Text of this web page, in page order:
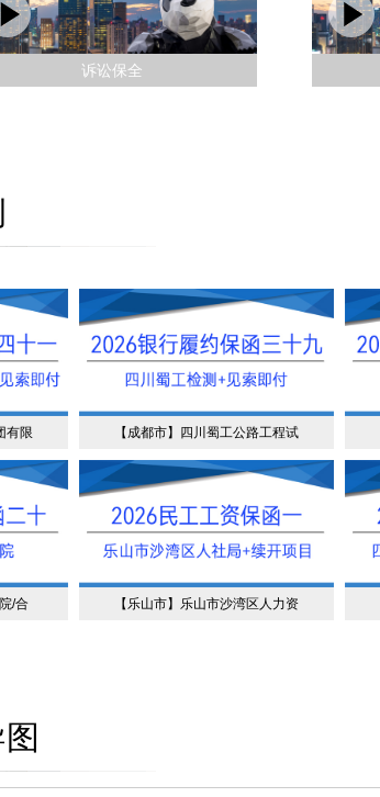
诉讼保全
有限 【成都市】四川蜀工公路工程试
/合 【乐山市】乐山市沙湾区人力资